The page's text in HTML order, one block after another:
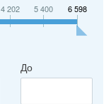
4 202 5 400 6 598
До